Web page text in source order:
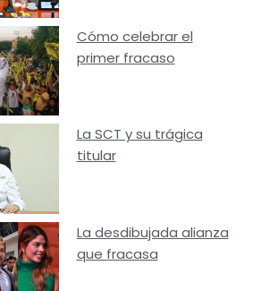
Cómo celebrar el
primer fracaso
La SCT y su trágica
titular
La desdibujada alianza
que fracasa